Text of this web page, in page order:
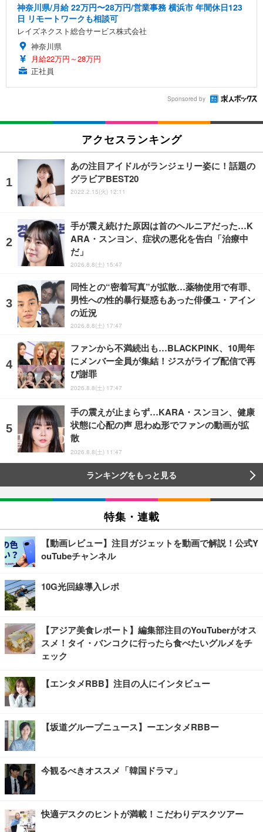
神奈川県/月給 22万円〜28万円/営業事務 横浜市 年間休日123
日 リモートワークも相談可
レイズネクスト総合サービス株式会社
神奈川県
月給22万円～28万円
正社員
Sponsored by
アクセスランキング
あの注目アイドルがランジェリー姿に！話題の
グラビアBEST20
2022.2.15(火) 12:11
手が震え続けた原因は首のヘルニアだった…K
ARA・スンヨン、症状の悪化を告白「治療中
だ」
2026.8.8(土) 15:47
同性との“密着写真”が拡散…薬物使用で有罪、
男性への性的暴行疑惑もあった俳優ユ・アイン
の近況
2026.8.8(土) 17:47
ファンから不満続出も…BLACKPINK、10周年
にメンバー全員が集結！ジスがライブ配信で再
び謝罪
2026.8.8(土) 17:47
手の震えが止まらず…KARA・スンヨン、健康
状態に心配の声 思わぬ形でファンの動画が拡
散
2026.8.8(土) 11:47
ランキングをもっと見る
特集・連載
【動画レビュー】注目ガジェットを動画で解説！公式Y
ouTubeチャンネル
10G光回線導入レポ
【アジア美食レポート】編集部注目のYouTuberがオス
スメ！タイ・バンコクに行ったら食べたいグルメをチ
ェック
【エンタメRBB】注目の人にインタビュー
【坂道グループニュース】ーエンタメRBBー
今観るべきオススメ「韓国ドラマ」
快適デスクのヒントが満載！こだわりデスクツアー